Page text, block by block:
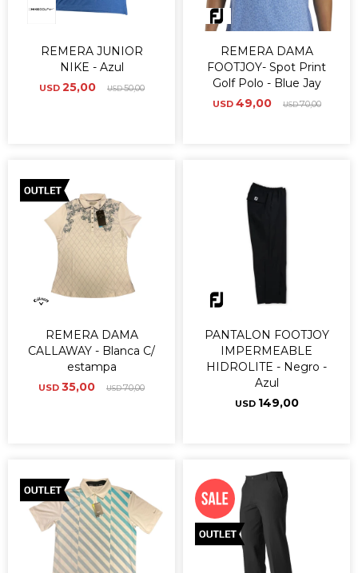
REMERA JUNIOR
NIKE - Azul
USD 25,00 USD50,00
REMERA DAMA
FOOTJOY- Spot Print
Golf Polo - Blue Jay
USD 49,00 USD70,00
REMERA DAMA
CALLAWAY - Blanca C/
estampa
USD 35,00 USD70,00
PANTALON FOOTJOY
IMPERMEABLE
HIDROLITE - Negro -
Azul
USD 149,00